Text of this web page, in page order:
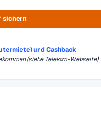
sichern
und Cashback
(siehe Telekom-Webseite)